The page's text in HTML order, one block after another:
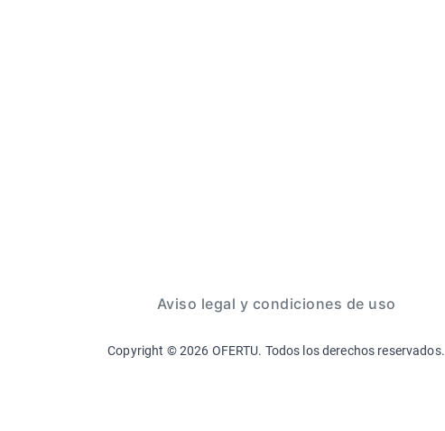
Aviso legal y condiciones de uso
Copyright ©2026 OFERTU. Todos los derechos reservados.